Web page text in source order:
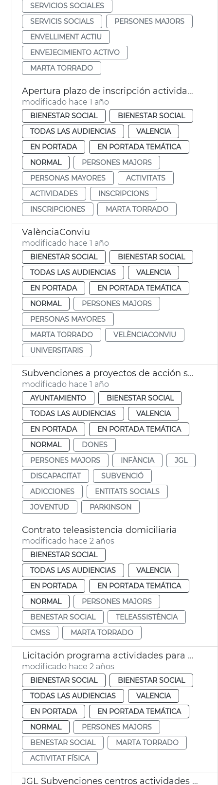
SERVICIOS SOCIALES
SERVICIS SOCIALS
PERSONES MAJORS
ENVELLIMENT ACTIU
ENVEJECIMIENTO ACTIVO
MARTA TORRADO
Apertura plazo de inscripción actividades personas mayores València
modificado hace 1 año
BIENESTAR SOCIAL
BIENESTAR SOCIAL
TODAS LAS AUDIENCIAS
VALENCIA
EN PORTADA
EN PORTADA TEMÁTICA
NORMAL
PERSONES MAJORS
PERSONAS MAYORES
ACTIVITATS
ACTIVIDADES
INSCRIPCIONS
INSCRIPCIONES
MARTA TORRADO
ValènciaConviu
modificado hace 1 año
BIENESTAR SOCIAL
BIENESTAR SOCIAL
TODAS LAS AUDIENCIAS
VALENCIA
EN PORTADA
EN PORTADA TEMÁTICA
NORMAL
PERSONES MAJORS
PERSONAS MAYORES
MARTA TORRADO
VELÈNCIACONVIU
UNIVERSITARIS
Subvenciones a proyectos de acción social
modificado hace 1 año
AYUNTAMIENTO
BIENESTAR SOCIAL
TODAS LAS AUDIENCIAS
VALENCIA
EN PORTADA
EN PORTADA TEMÁTICA
NORMAL
DONES
PERSONES MAJORS
INFÀNCIA
JGL
DISCAPACITAT
SUBVENCIÓ
ADICCIONES
ENTITATS SOCIALS
JOVENTUD
PARKINSON
Contrato teleasistencia domiciliaria
modificado hace 2 años
BIENESTAR SOCIAL
TODAS LAS AUDIENCIAS
VALENCIA
EN PORTADA
EN PORTADA TEMÁTICA
NORMAL
PERSONES MAJORS
BENESTAR SOCIAL
TELEASSISTÈNCIA
CMSS
MARTA TORRADO
Licitación programa actividades para mayores
modificado hace 2 años
BIENESTAR SOCIAL
BIENESTAR SOCIAL
TODAS LAS AUDIENCIAS
VALENCIA
EN PORTADA
EN PORTADA TEMÁTICA
NORMAL
PERSONES MAJORS
BENESTAR SOCIAL
MARTA TORRADO
ACTIVITAT FÍSICA
JGL Subvenciones centros actividades personas mayores